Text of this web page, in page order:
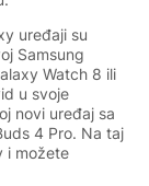
uređaji su
Samsung
Watch 8 ili
u svoje
novi uređaj sa
4 Pro. Na taj
i možete